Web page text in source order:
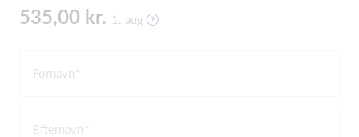
535,00 kr. 1. aug
Fornavn
Efternavn